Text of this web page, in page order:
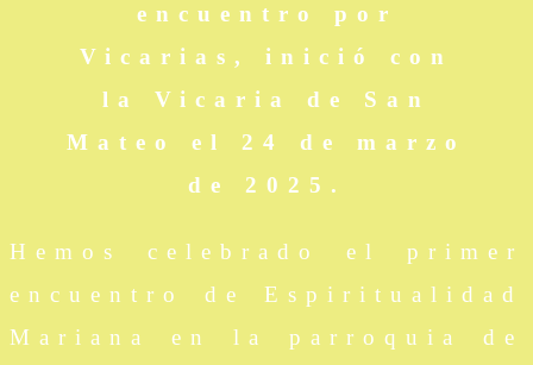
encuentro por
Vicarias, inició con
la Vicaria de San
Mateo el 24 de marzo
de 2025.
Hemos celebrado el primer
encuentro de Espiritualidad
Mariana en la parroquia de